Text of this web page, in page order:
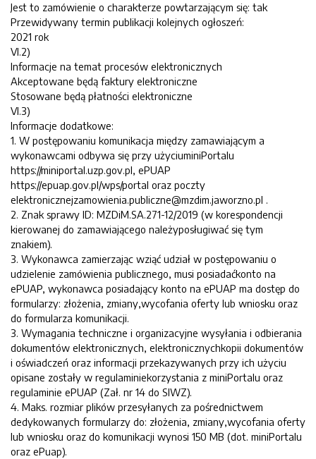
Jest to zamówienie o charakterze powtarzającym się: tak
Przewidywany termin publikacji kolejnych ogłoszeń:
2021 rok
VI.2)
Informacje na temat procesów elektronicznych
Akceptowane będą faktury elektroniczne
Stosowane będą płatności elektroniczne
VI.3)
Informacje dodatkowe:
1. W postępowaniu komunikacja między zamawiającym a
wykonawcami odbywa się przy użyciuminiPortalu
https://miniportal.uzp.gov.pl, ePUAP
https://epuap.gov.pl/wps/portal oraz poczty
elektronicznejzamowienia.publiczne@mzdim.jaworzno.pl .
2. Znak sprawy ID: MZDiM.SA.271-12/2019 (w korespondencji
kierowanej do zamawiającego należyposługiwać się tym
znakiem).
3. Wykonawca zamierzając wziąć udział w postępowaniu o
udzielenie zamówienia publicznego, musi posiadaćkonto na
ePUAP, wykonawca posiadający konto na ePUAP ma dostęp do
formularzy: złożenia, zmiany,wycofania oferty lub wniosku oraz
do formularza komunikacji.
3. Wymagania techniczne i organizacyjne wysyłania i odbierania
dokumentów elektronicznych, elektronicznychkopii dokumentów
i oświadczeń oraz informacji przekazywanych przy ich użyciu
opisane zostały w regulaminiekorzystania z miniPortalu oraz
regulaminie ePUAP (Zał. nr 14 do SIWZ).
4. Maks. rozmiar plików przesyłanych za pośrednictwem
dedykowanych formularzy do: złożenia, zmiany,wycofania oferty
lub wniosku oraz do komunikacji wynosi 150 MB (dot. miniPortalu
oraz ePuap).